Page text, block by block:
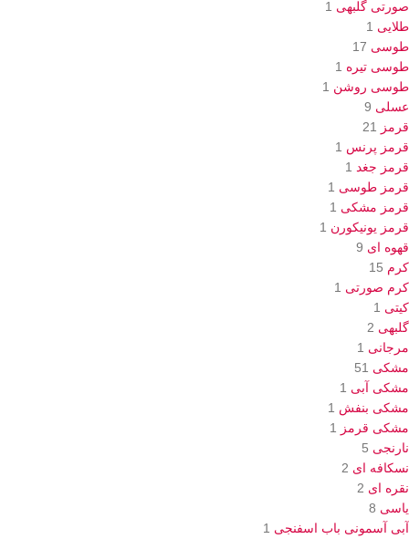
صورتی گلبهی 1
طلایی 1
طوسی 17
طوسی تیره 1
طوسی روشن 1
عسلی 9
قرمز
21
قرمز پرنس 1
قرمز جغد 1
قرمز طوسی 1
قرمز مشکی 1
قرمز یونیکورن 1
قهوه ای 9
کرم 15
کرم صورتی 1
کیتی 1
گلبهی 2
مرجانی 1
مشکی 51
مشکی آبی 1
مشکی بنفش 1
مشکی قرمز
1
نارنجی 5
نسکافه ای 2
نقره ای 2
یاسی 8
آبی آسمونی باب اسفنجی 1